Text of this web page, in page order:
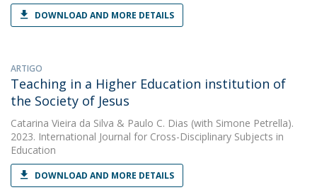
DOWNLOAD AND MORE DETAILS
ARTIGO
Teaching in a Higher Education institution of
the Society of Jesus
Catarina Vieira da Silva & Paulo C. Dias (with Simone Petrella).
2023. International Journal for Cross-Disciplinary Subjects in
Education
DOWNLOAD AND MORE DETAILS